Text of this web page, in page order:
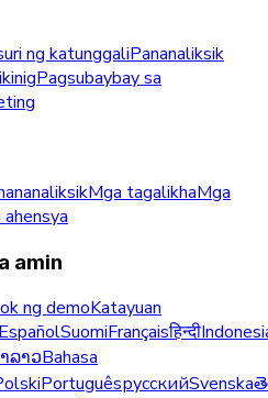
ng katunggaliPananaliksik
Pagsubaybay sa
Mga tagalikhaMga
amin
ng demoKatayuan
EspañolSuomiFrançaisहिन्दी
ລາວBahasa
PortuguêsрусскийSvenska